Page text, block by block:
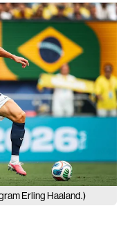
Erling Haaland.)